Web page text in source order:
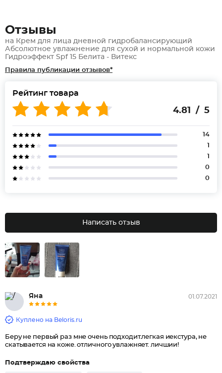
Отзывы
на Крем для лица дневной гидробалансирующий
Абсолютное увлажнение для сухой и нормальной кожи
Гидроэффект Spf 15 Белита - Витекс
Правила публикации отзывов*
Рейтинг товара
4.81 / 5
14
1
1
0
0
Написать отзыв
Яна 01.07.2021
Куплено на Beloris.ru
Беру не первый раз мне очень подходит.легкая иекстура, не
скатывается на коже. отличного увлажняет. личшии!
Подтверждаю свойства